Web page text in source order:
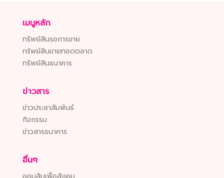
เมนูหลัก
ทรัพย์สินรอการขาย
ทรัพย์สินขายทอดตลาด
ทรัพย์สินธนาคาร
ข่าวสาร
ข่าวประชาสัมพันธ์
กิจกรรม
ข่าวสารธนาคาร
อื่นๆ